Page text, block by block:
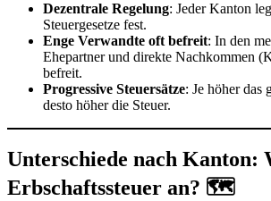
Dezentrale Regelung: Jeder Kanton
Steuergesetze fest.
Enge Verwandte oft befreit: In den
Ehepartner und direkte Nachkommen
befreit.
Progressive Steuersätze: Je höher das
desto höher die Steuer.
Unterschiede nach Kanton:
Erbschaftssteuer an? 🗺️